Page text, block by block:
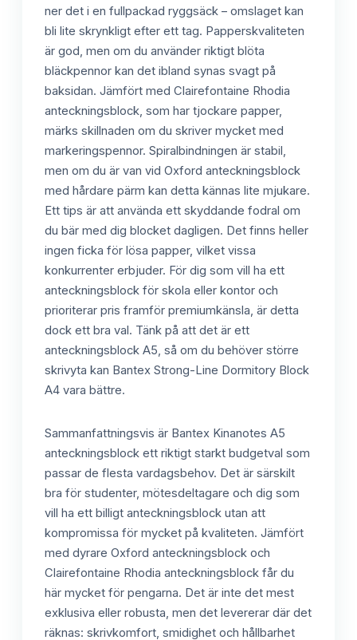
ner det i en fullpackad ryggsäck – omslaget kan
bli lite skrynkligt efter ett tag. Papperskvaliteten
är god, men om du använder riktigt blöta
bläckpennor kan det ibland synas svagt på
baksidan. Jämfört med Clairefontaine Rhodia
anteckningsblock, som har tjockare papper,
märks skillnaden om du skriver mycket med
markeringspennor. Spiralbindningen är stabil,
men om du är van vid Oxford anteckningsblock
med hårdare pärm kan detta kännas lite mjukare.
Ett tips är att använda ett skyddande fodral om
du bär med dig blocket dagligen. Det finns heller
ingen ficka för lösa papper, vilket vissa
konkurrenter erbjuder. För dig som vill ha ett
anteckningsblock för skola eller kontor och
prioriterar pris framför premiumkänsla, är detta
dock ett bra val. Tänk på att det är ett
anteckningsblock A5, så om du behöver större
skrivyta kan Bantex Strong-Line Dormitory Block
A4 vara bättre.
Sammanfattningsvis är Bantex Kinanotes A5
anteckningsblock ett riktigt starkt budgetval som
passar de flesta vardagsbehov. Det är särskilt
bra för studenter, mötesdeltagare och dig som
vill ha ett billigt anteckningsblock utan att
kompromissa för mycket på kvaliteten. Jämfört
med dyrare Oxford anteckningsblock och
Clairefontaine Rhodia anteckningsblock får du
här mycket för pengarna. Det är inte det mest
exklusiva eller robusta, men det levererar där det
räknas: skrivkomfort, smidighet och hållbarhet